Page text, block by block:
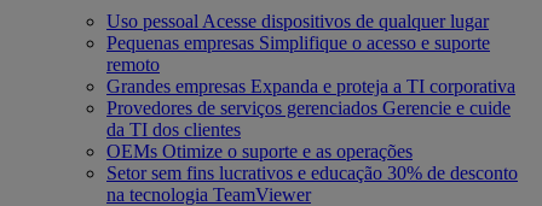
Uso pessoal Acesse dispositivos de qualquer lugar
Pequenas empresas Simplifique o acesso e suporte
remoto
Grandes empresas Expanda e proteja a TI corporativa
Provedores de serviços gerenciados Gerencie e cuide
da TI dos clientes
OEMs Otimize o suporte e as operações
Setor sem fins lucrativos e educação 30% de desconto
na tecnologia TeamViewer